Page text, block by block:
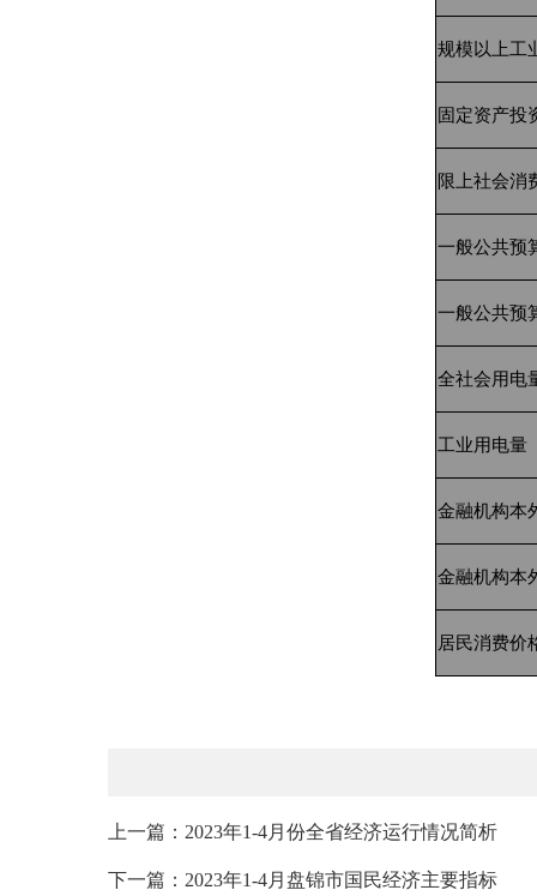
规模以上工
固定资产投
限上社会消
一般公共预
一般公共预
全社会用电
工业用电量
金融机构本
金融机构本
居民消费价
上一篇：2023年1-4月份全省经济运行情况简析
下一篇：2023年1-4月盘锦市国民经济主要指标